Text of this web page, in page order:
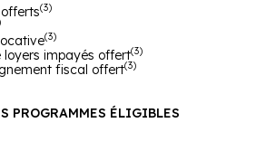
(3)
(3)
loyers impayés offert(3)
fiscal offert(3)
PROGRAMMES ÉLIGIBLES